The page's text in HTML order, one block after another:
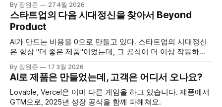
By 장원준 27 4월 2026
스타트업의 다음 시대정신을 찾아서 Beyond
Product
AI가 만드는 비용을 0으로 만들고 있다. 스타트업의 시대정신
은 항상 "더 좋은 제품"이었는데, 그 공식이 더 이상 작동하지
By 장원준 17 3월 2026
AI로 제품은 만들었는데, 고객은 어디서 오나요?
Lovable, Vercel은 이미 다른 게임을 하고 있습니다. 제품에서
GTM으로, 2025년 성장 공식을 함께 파헤쳐요.